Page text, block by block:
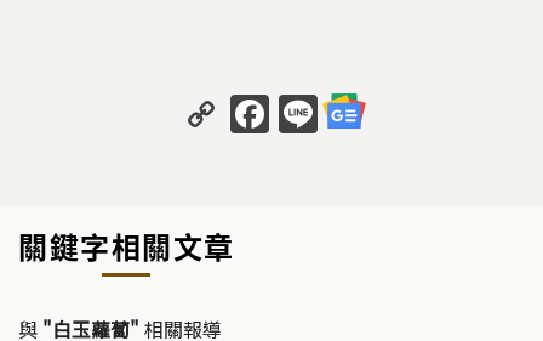
C
o
y
Li
F
a
Li
n
關鍵字相關文章
與 "白玉蘿蔔" 相關報導